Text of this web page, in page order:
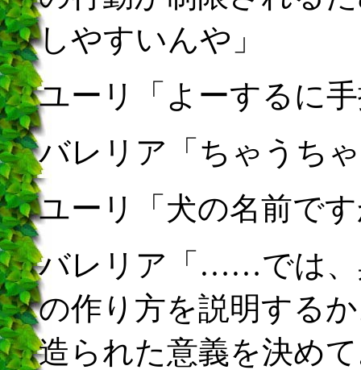
しやすいんや」
ユーリ「よーするに
バレリア「ちゃうち
ユーリ「犬の名前で
バレリア「……では、
の作り方を説明する
造られた意義を決め